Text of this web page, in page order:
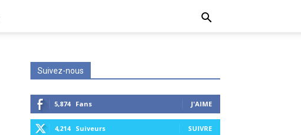
Suivez-nous
5,874 Fans J'AIME
4,214 Suiveurs SUIVRE